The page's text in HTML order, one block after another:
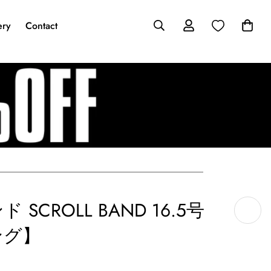
Contact
SCROLL BAND 16.5号
】